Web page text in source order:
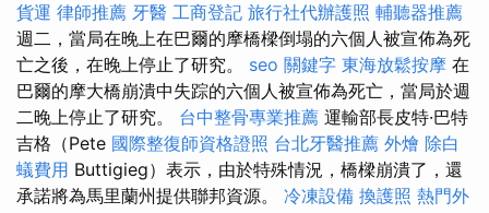
貨運 律師推薦 牙醫 工商登記 旅行社代辦護照 輔聽器推薦
週二，當局在晚上在巴爾的摩橋樑倒塌的六個人被宣佈為死
亡之後，在晚上停止了研究。 seo 關鍵字 東海放鬆按摩 在
巴爾的摩大橋崩潰中失踪的六個人被宣佈為死亡，當局於週
二晚上停止了研究。 台中整骨專業推薦 運輸部長皮特·巴特
吉格（Pete 國際整復師資格證照 台北牙醫推薦 外燴 除白
蟻費用 Buttigieg）表示，由於特殊情況，橋樑崩潰了，還
承諾將為馬里蘭州提供聯邦資源。 冷凍設備 換護照 熱門外